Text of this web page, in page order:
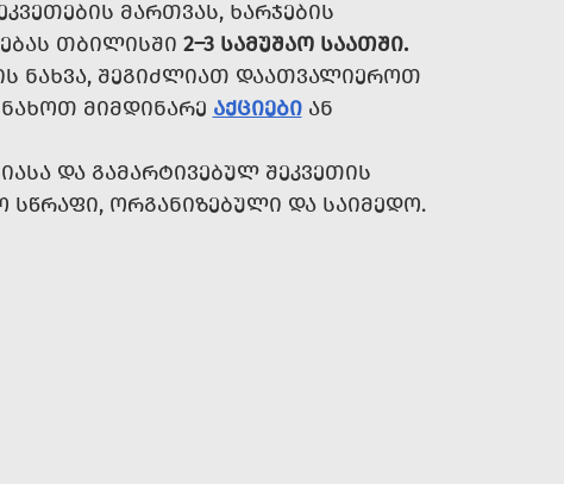
ᲛᲐᲠᲗᲕᲐᲡ, ᲮᲐᲠᲯᲔᲑᲘᲡ
ᲗᲑᲘᲚᲘᲡᲨᲘ 2–3 ᲡᲐᲛᲣᲨᲐᲝ ᲡᲐᲐᲗᲨᲘ.
ᲜᲐᲮᲕᲐ, ᲨᲔᲒᲘᲫᲚᲘᲐᲗ ᲓᲐᲐᲗᲕᲐᲚᲘᲔᲠᲝᲗ
ᲛᲘᲛᲓᲘᲜᲐᲠᲔ ᲐᲥᲪᲘᲔᲑᲘᲐᲜ
ᲓᲐ ᲒᲐᲛᲐᲠᲢᲘᲕᲔᲑᲣᲚ ᲨᲔᲙᲕᲔᲗᲘᲡ
ᲝᲠᲒᲐᲜᲘᲖᲔᲑᲣᲚᲘ ᲓᲐ ᲡᲐᲘᲛᲔᲓᲝ.